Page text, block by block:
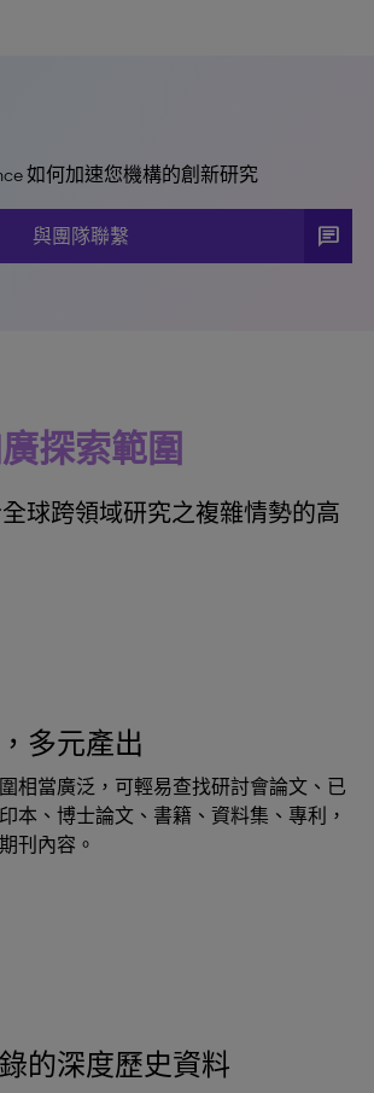
如何加速您機構的創新研究
與團隊聯繫 chat
探索範圍
球跨領域研究之複雜情勢的高
多元產出
相當廣泛，可輕易查找研討會論文、已
本、博士論文、書籍、資料集、專利，
刊內容。
的深度歷史資料